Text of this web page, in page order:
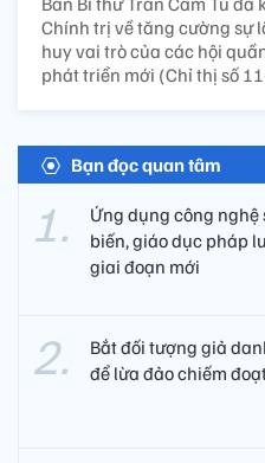
Chính trị về tăng cường sự
huy vai trò của các hội
phát triển mới (Chỉ thị số
Bạn đọc quan tâm
Ứng dụng công nghệ
biến, giáo dục pháp
giai đoạn mới
Bắt đối tượng giả
để lừa đảo chiếm